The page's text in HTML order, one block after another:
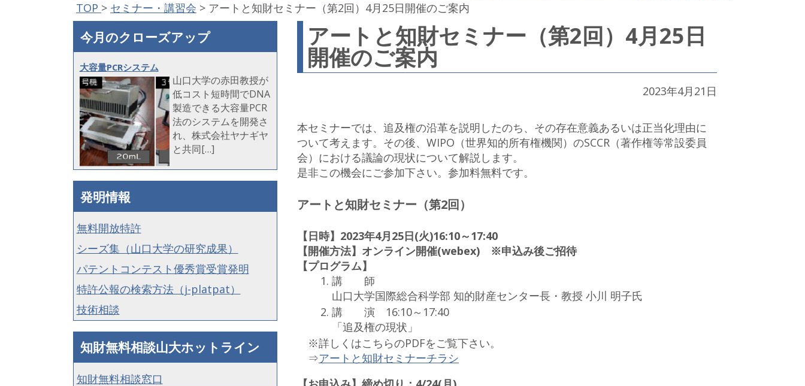
TOP > セミナー・講習会 > アートと知財セミナー（第2回）4月25日開催のご案内
アートと知財セミナー（第2回）4月25日
開催のご案内
2023年4月21日
本セミナーでは、追及権の沿革を説明したのち、その存在意義あるいは正当化理由に
ついて考えます。その後、WIPO（世界知的所有権機関）のSCCR（著作権等常設委員
会）における議論の現状について解説します。
是非この機会にご参加下さい。参加料無料です。
アートと知財セミナー（第2回）
【日時】2023年4月25日(火)16:10～17:40
【開催方法】オンライン開催(webex) ※申込み後ご招待
【プログラム】
講 師
山口大学国際総合科学部 知的財産センター長・教授 小川 明子氏
講 演 16:10～17:40
「追及権の現状」
※詳しくはこちらのPDFをご覧下さい。
⇒アートと知財セミナーチラシ
今月のクローズアップ
大容量PCRシステム
山口大学の赤田教授が
低コスト短時間でDNA
製造できる大容量PCR
法のシステムを開発さ
れ、株式会社ヤナギヤ
と共同[…]
発明情報
無料開放特許
シーズ集（山口大学の研究成果）
パテントコンテスト優秀賞受賞発明
特許公報の検索方法（j-platpat）
技術相談
知財無料相談山大ホットライン
知財無料相談窓口